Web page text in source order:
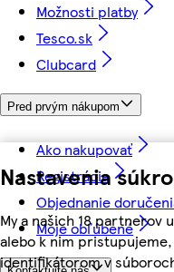
Nastavenia
My a našich 18 partnerov
alebo k nim
identifikátorom v
Možnosti platby
Tesco.sk
Clubcard
Pred prvým nákupom
Ako nakupovať
Registrácia
Objednanie
Moje obľúbené